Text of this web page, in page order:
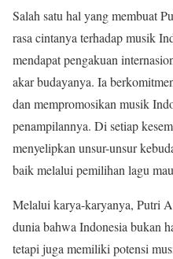
Salah satu hal yang membuat
rasa cintanya terhadap musik
mendapat pengakuan
akar budayanya. Ia
dan mempromosikan musik
penampilannya. Di setiap
menyelipkan unsur-unsur
baik melalui pemilihan lagu
Melalui karya-karyanya, Putri
dunia bahwa Indonesia bukan
tetapi juga memiliki potensi